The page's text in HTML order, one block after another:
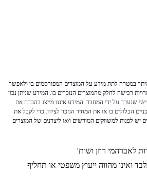
במטרה לתת מידע על המוצרים המפורסמים בו ולאפשר
רכישה לחלק מהמוצרים הנזכרים בו. המידע שניתן נכון
שנערך על ידי המחבר. המידע איננו מייצג בהכרח את
הכלולים בו או את המחיר הנזכר לצידו. כדי לקבל את
יש לפנות למשווקים המורשים ו/או ליצרנים של המוצרים
ואינו מהווה ייעוץ משפטי או תחליף